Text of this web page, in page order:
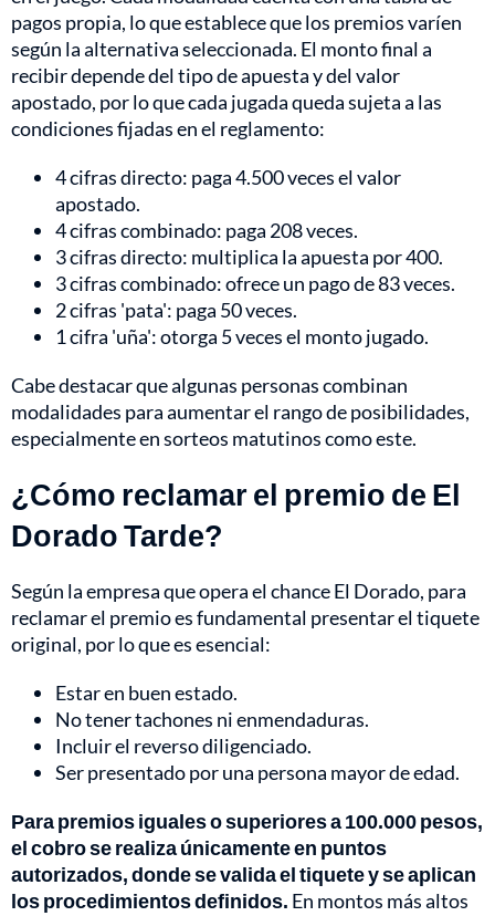
pagos propia, lo que establece que los premios varíen
según la alternativa seleccionada. El monto final a
recibir depende del tipo de apuesta y del valor
apostado, por lo que cada jugada queda sujeta a las
condiciones fijadas en el reglamento:
4 cifras directo: paga 4.500 veces el valor
apostado.
4 cifras combinado: paga 208 veces.
3 cifras directo: multiplica la apuesta por 400.
3 cifras combinado: ofrece un pago de 83 veces.
2 cifras 'pata': paga 50 veces.
1 cifra 'uña': otorga 5 veces el monto jugado.
Cabe destacar que algunas personas combinan
modalidades para aumentar el rango de posibilidades,
especialmente en sorteos matutinos como este.
¿Cómo reclamar el premio de El
Dorado Tarde?
Según la empresa que opera el chance El Dorado, para
reclamar el premio es fundamental presentar el tiquete
original, por lo que es esencial:
Estar en buen estado.
No tener tachones ni enmendaduras.
Incluir el reverso diligenciado.
Ser presentado por una persona mayor de edad.
Para premios iguales o superiores a 100.000 pesos,
el cobro se realiza únicamente en puntos
autorizados, donde se valida el tiquete y se aplican
los procedimientos definidos. En montos más altos